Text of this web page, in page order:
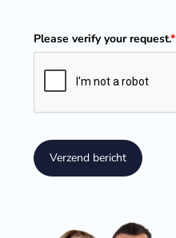
Please verify your request.*
Verzend bericht